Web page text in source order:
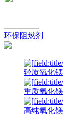
环保阻燃剂
轻质氧化镁
重质氧化镁
高纯氧化镁